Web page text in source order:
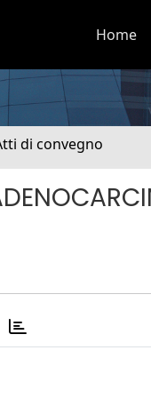
Home
di convegno